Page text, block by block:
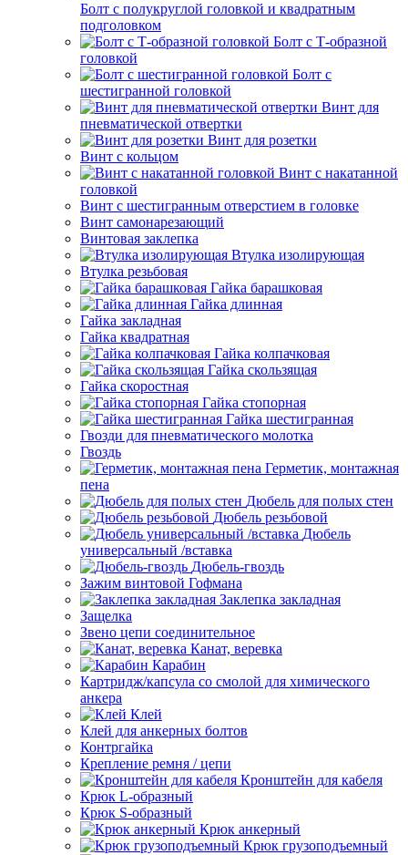
Болт с полукруглой головкой и квадратным
подголовком
Болт с Т-образной
головкой
Болт с
шестигранной головкой
Винт для
пневматической отвертки
Винт для розетки
Винт с кольцом
Винт с накатанной
головкой
Винт с шестигранным отверстием в головке
Винт самонарезающий
Винтовая заклепка
Втулка изолирующая
Втулка резьбовая
Гайка барашковая
Гайка длинная
Гайка закладная
Гайка квадратная
Гайка колпачковая
Гайка скользящая
Гайка скоростная
Гайка стопорная
Гайка шестигранная
Гвозди для пневматического молотка
Гвоздь
Герметик, монтажная
пена
Дюбель для полых стен
Дюбель резьбовой
Дюбель
универсальный /вставка
Дюбель-гвоздь
Зажим винтовой Гофмана
Заклепка закладная
Защелка
Звено цепи соединительное
Канат, веревка
Карабин
Картридж/капсула со смолой для химического
анкера
Клей
Клей для анкерных болтов
Контргайка
Крепление ремня / цепи
Кронштейн для кабеля
Крюк L-образный
Крюк S-образный
Крюк анкерный
Крюк грузоподъемный